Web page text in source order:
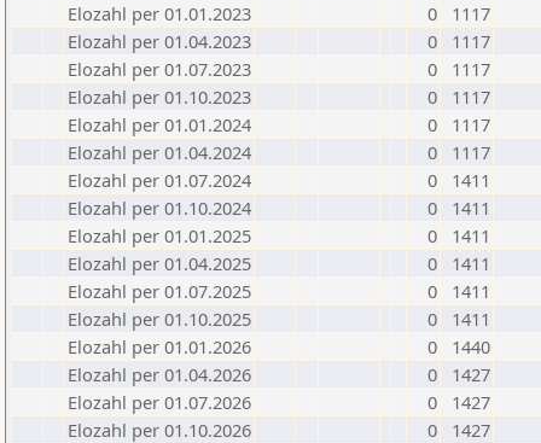
Elozahl per 01.01.2023
0
1117
Elozahl per 01.04.2023
0
1117
Elozahl per 01.07.2023
0
1117
Elozahl per 01.10.2023
0
1117
Elozahl per 01.01.2024
0
1117
Elozahl per 01.04.2024
0
1117
Elozahl per 01.07.2024
0
1411
Elozahl per 01.10.2024
0
1411
Elozahl per 01.01.2025
0
1411
Elozahl per 01.04.2025
0
1411
Elozahl per 01.07.2025
0
1411
Elozahl per 01.10.2025
0
1411
Elozahl per 01.01.2026
0
1440
Elozahl per 01.04.2026
0
1427
Elozahl per 01.07.2026
0
1427
Elozahl per 01.10.2026
0 1427